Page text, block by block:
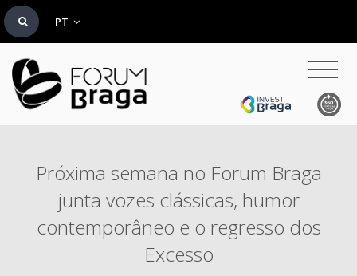
PT
Próxima semana no Forum Braga
junta vozes clássicas, humor
contemporâneo e o regresso dos
Excesso